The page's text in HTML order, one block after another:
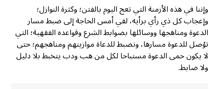
وإننا في هذه الأزمنة التي تعج اليوم بالفتن؛ وكثرة النوازل؛
وإعجاب كل ذي رأي برأيه، لفي أمس الحاجة إلى ضبط مسار
الدعوة ومناهجها ووسائلها بضوابط الشرع وقواعده الفقهية؛ التي
تؤصل للدعوة مسارها، ونضبط للدعاة موازينهم ومناهجهم؛ حتى
لا يكون حمى الدعوة مستباحا لكل من هب ودب يتخبط بلا دليل
ولا ضابط.